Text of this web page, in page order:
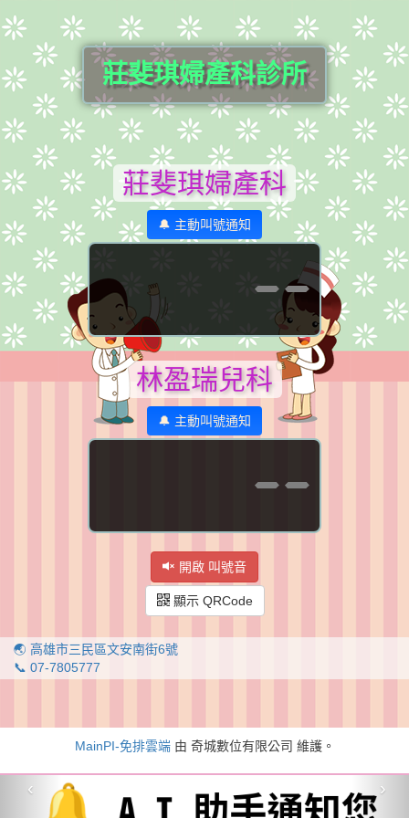
莊斐琪婦產科診所
莊斐琪婦產科
🔔 主動叫號通知
--
林盈瑞兒科
🔔 主動叫號通知
--
開啟 叫號音
顯示 QRCode
🌏 高雄市三民區文安南街6號
📞 07-7805777
‹ ›
MainPI-免排雲端由 奇城數位有限公司 維護。